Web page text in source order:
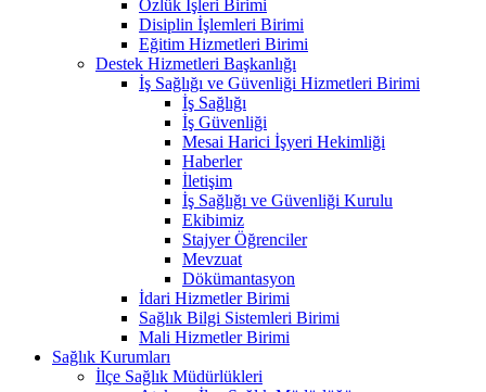
Özlük İşleri Birimi
Disiplin İşlemleri Birimi
Eğitim Hizmetleri Birimi
Destek Hizmetleri Başkanlığı
İş Sağlığı ve Güvenliği Hizmetleri Birimi
İş Sağlığı
İş Güvenliği
Mesai Harici İşyeri Hekimliği
Haberler
İletişim
İş Sağlığı ve Güvenliği Kurulu
Ekibimiz
Stajyer Öğrenciler
Mevzuat
Dökümantasyon
İdari Hizmetler Birimi
Sağlık Bilgi Sistemleri Birimi
Mali Hizmetler Birimi
Sağlık Kurumları
İlçe Sağlık Müdürlükleri